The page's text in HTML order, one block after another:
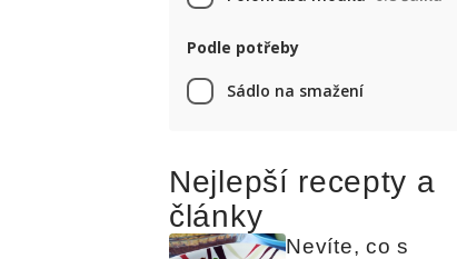
Podle potřeby
Sádlo na smažení
Nejlepší recepty a
články
Nevíte, co s